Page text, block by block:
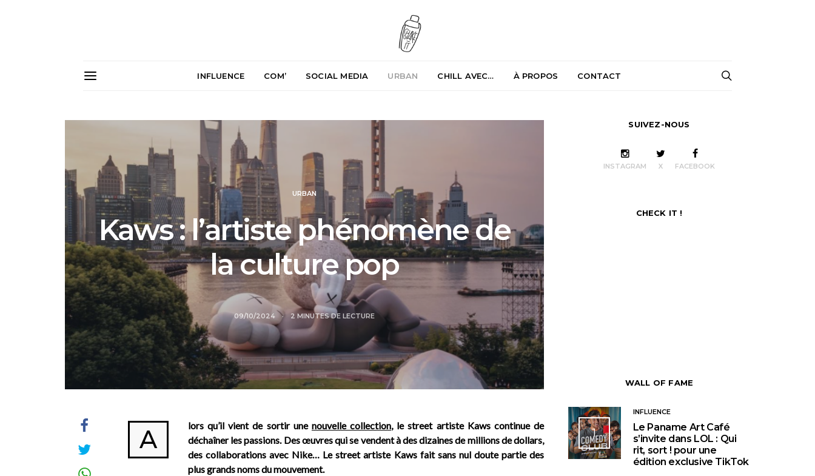
INFLUENCE COM’ SOCIAL MEDIA URBAN CHILL AVEC… À PROPOS CONTACT
URBAN
Kaws : l’artiste phénomène de
la culture pop
09/10/2024 2 MINUTES DE LECTURE
A lors qu’il vient de sortir une nouvelle collection, le street artiste Kaws continue de
déchaîner les passions. Des œuvres qui se vendent à des dizaines de millions de dollars,
des collaborations avec Nike… Le street artiste Kaws fait sans nul doute partie des
plus grands noms du mouvement.
SUIVEZ-NOUS
INSTAGRAM X FACEBOOK
CHECK IT !
WALL OF FAME
1
INFLUENCE
Le Paname Art Café
s’invite dans LOL : Qui
rit, sort ! pour une
édition exclusive TikTok